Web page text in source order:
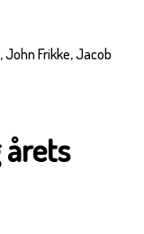
John Frikke, Jacob
årets